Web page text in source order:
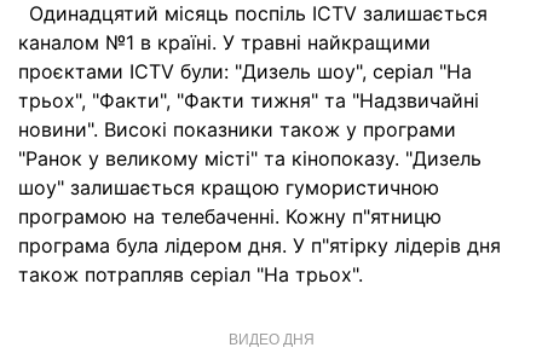
Одинадцятий місяць поспіль ICTV залишається
каналом №1 в країні. У травні найкращими
проєктами ICTV були: "Дизель шоу", серіал "На
трьох", "Факти", "Факти тижня" та "Надзвичайні
новини". Високі показники також у програми
"Ранок у великому місті" та кінопоказу. "Дизель
шоу" залишається кращою гумористичною
програмою на телебаченні. Кожну п"ятницю
програма була лідером дня. У п"ятірку лідерів дня
також потрапляв серіал "На трьох".
ВИДЕО ДНЯ